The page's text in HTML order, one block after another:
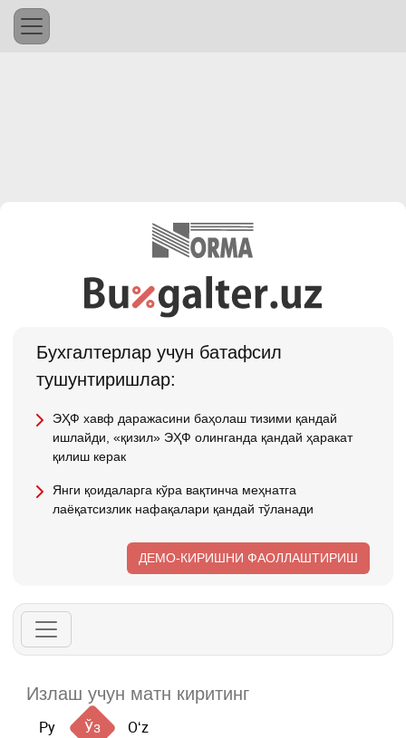
Бухгалтерлар учун батафсил
тушунтиришлар:
ЭҲФ хавф даражасини баҳолаш тизими қандай
ишлайди, «қизил» ЭҲФ олинганда қандай ҳаракат
қилиш керак
Янги қоидаларга кўра вақтинча меҳнатга
лаёқатсизлик нафақалари қандай тўланади
ДЕМО-КИРИШНИ ФАОЛЛАШТИРИШ
Ру Ўз Oʻz